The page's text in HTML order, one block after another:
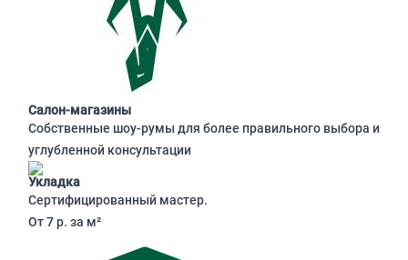
Салон-магазины
Собственные шоу-румы для более правильного выбора и
углубленной консультации
Укладка
Сертифицированный мастер.
От 7 р. за м²